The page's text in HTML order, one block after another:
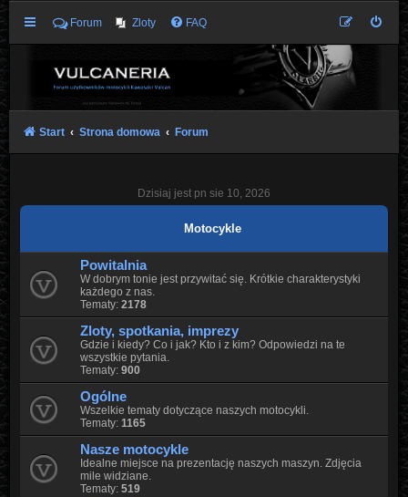
Forum Zloty FAQ
Start Strona domowa Forum
Dzisiaj jest pn sie 10, 2026
Motocykle
Powitalnia
W dobrym tonie jest przywitać się. Krótkie charakterystyki
każdego z nas.
Tematy: 2178
Zloty, spotkania, imprezy
Gdzie i kiedy? Co i jak? Kto i z kim? Odpowiedzi na te
wszystkie pytania.
Tematy: 900
Ogólne
Wszelkie tematy dotyczące naszych motocykli.
Tematy: 1165
Nasze motocykle
Idealne miejsce na prezentację naszych maszyn. Zdjęcia
mile widziane.
Tematy: 519